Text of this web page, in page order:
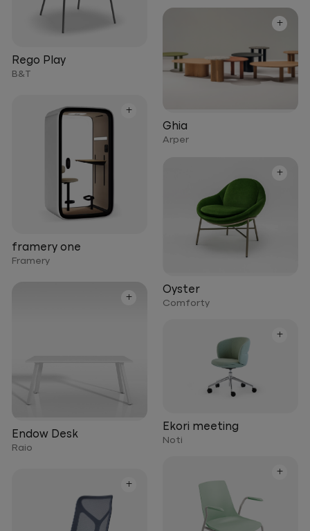
Rego Play
B&T
+
Ghia
Arper
+
framery one
Framery
+
Oyster
Comforty
+
Endow Desk
Raio
+
Ekori meeting
Noti
+
+